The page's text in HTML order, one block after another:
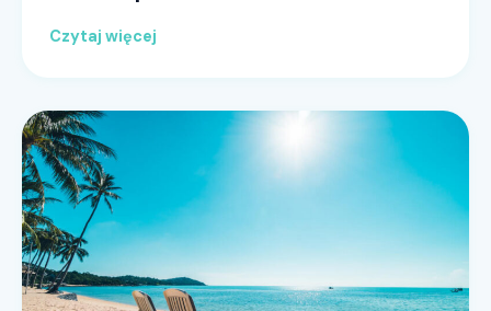
Czytaj więcej